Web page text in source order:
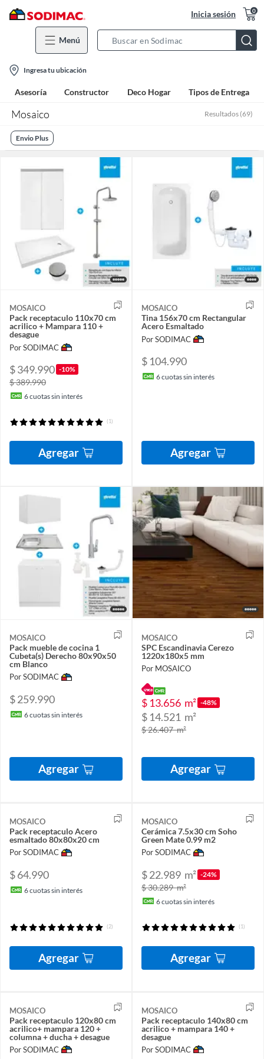
Inicia sesión 0
Menú
Bar
location-
icon
Ingresa tu ubicación
Asesoría Constructor Deco Hogar Tipos de Entrega
Mosaico Resultados (69)
Envio Plus
MOSAICO
Pack receptaculo 110x70 cm
acrilico + Mampara 110 +
desague
Por SODIMAC
$ 349.990 -10%
$ 389.990
6cuotas sin interés
(1)
Agregar
MOSAICO
Tina 156x70 cm Rectangular
Acero Esmaltado
Por SODIMAC
$ 104.990
6cuotas sin interés
Agregar
MOSAICO
Pack mueble de cocina 1
Cubeta(s) Derecho 80x90x50
cm Blanco
Por SODIMAC
$ 259.990
6cuotas sin interés
Agregar
MOSAICO
SPC Escandinavia Cerezo
1220x180x5 mm
Por MOSAICO
$ 13.656 m² -48%
$ 14.521 m²
$ 26.407m²
Agregar
MOSAICO
Pack receptaculo Acero
esmaltado 80x80x20 cm
Por SODIMAC
$ 64.990
6cuotas sin interés
(2)
Agregar
MOSAICO
Cerámica 7.5x30 cm Soho
Green Mate 0.99 m2
Por SODIMAC
$ 22.989 m² -24%
$ 30.289m²
6cuotas sin interés
(1)
Agregar
MOSAICO
Pack receptaculo 120x80 cm
acrilico+ mampara 120 +
columna + ducha + desague
Por SODIMAC
MOSAICO
Pack receptaculo 140x80 cm
acrilico + mampara 140 +
desague
Por SODIMAC